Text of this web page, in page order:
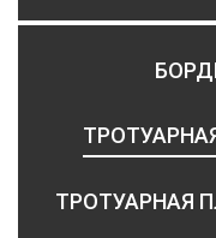
ТРОТУАРНАЯ